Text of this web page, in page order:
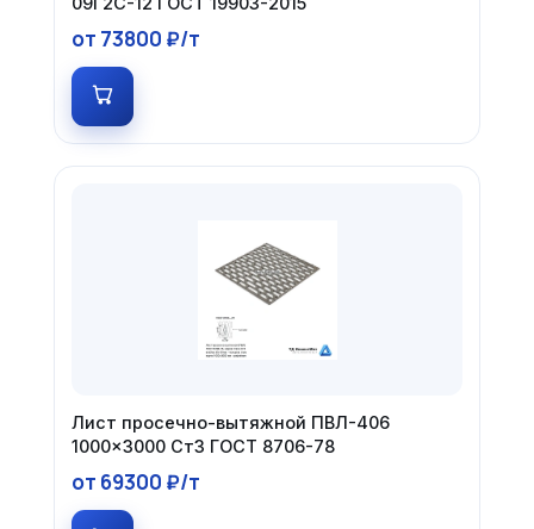
от 73800 ₽/т
Лист просечно-вытяжной ПВЛ-406
1000×3000 Ст3 ГОСТ 8706-78
от 69300 ₽/т